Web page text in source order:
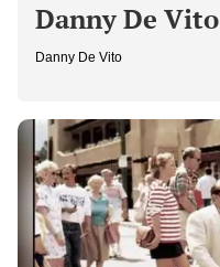
Danny De Vito
Danny De Vito